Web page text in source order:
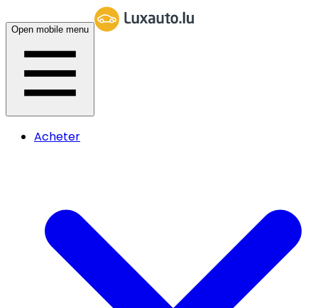
Open mobile menu
Acheter